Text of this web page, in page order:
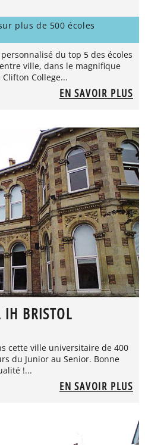
plus de 500 écoles
du top 5 des écoles
ville, dans le magnifique
College...
EN SAVOIR PLUS
IH BRISTOL
cette ville universitaire de 400
du Junior au Senior. Bonne
!...
EN SAVOIR PLUS